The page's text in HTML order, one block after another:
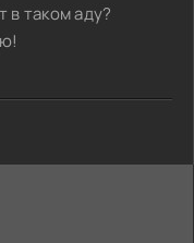
в таком аду?